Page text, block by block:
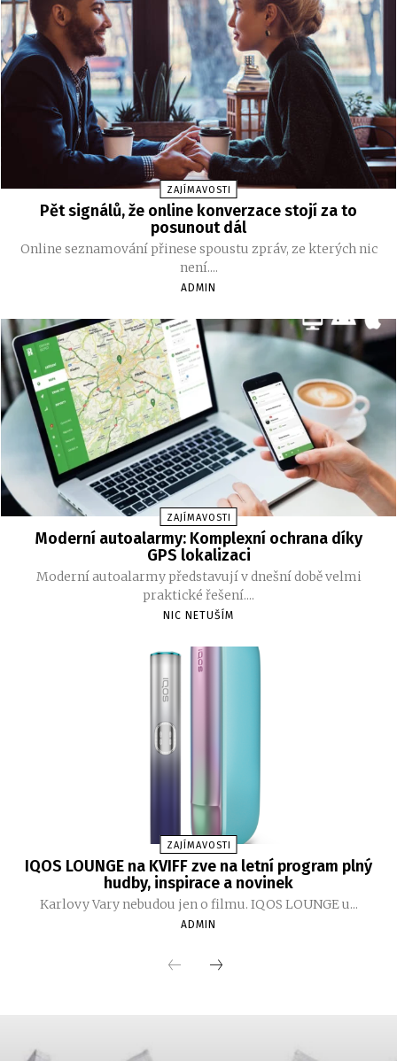
ZAJÍMAVOSTI
Pět signálů, že online konverzace stojí za to
posunout dál
Online seznamování přinese spoustu zpráv, ze kterých nic
není....
ADMIN
ZAJÍMAVOSTI
Moderní autoalarmy: Komplexní ochrana díky
GPS lokalizaci
Moderní autoalarmy představují v dnešní době velmi
praktické řešení....
NIC NETUŠÍM
ZAJÍMAVOSTI
IQOS LOUNGE na KVIFF zve na letní program plný
hudby, inspirace a novinek
Karlovy Vary nebudou jen o filmu. IQOS LOUNGE u...
ADMIN